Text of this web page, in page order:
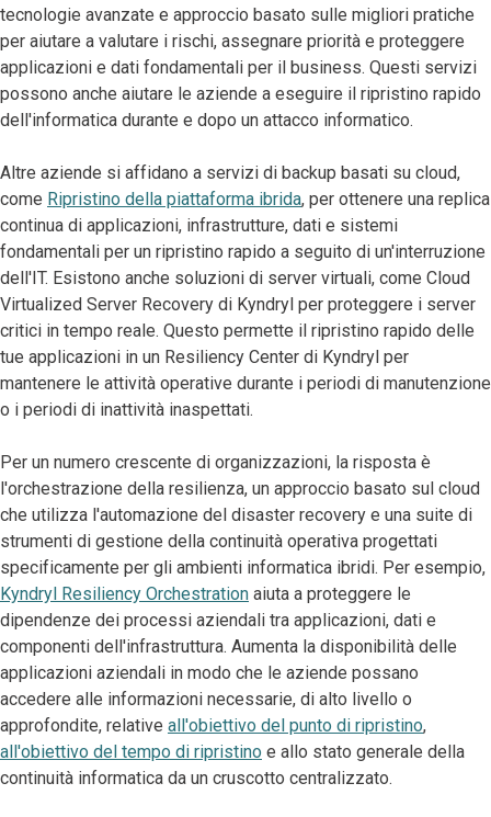
tecnologie avanzate e approccio basato sulle migliori pratiche
per aiutare a valutare i rischi, assegnare priorità e proteggere
applicazioni e dati fondamentali per il business. Questi servizi
possono anche aiutare le aziende a eseguire il ripristino rapido
dell'informatica durante e dopo un attacco informatico.
Altre aziende si affidano a servizi di backup basati su cloud,
come Ripristino della piattaforma ibrida, per ottenere una replica
continua di applicazioni, infrastrutture, dati e sistemi
fondamentali per un ripristino rapido a seguito di un'interruzione
dell'IT. Esistono anche soluzioni di server virtuali, come Cloud
Virtualized Server Recovery di Kyndryl per proteggere i server
critici in tempo reale. Questo permette il ripristino rapido delle
tue applicazioni in un Resiliency Center di Kyndryl per
mantenere le attività operative durante i periodi di manutenzione
o i periodi di inattività inaspettati.
Per un numero crescente di organizzazioni, la risposta è
l'orchestrazione della resilienza, un approccio basato sul cloud
che utilizza l'automazione del disaster recovery e una suite di
strumenti di gestione della continuità operativa progettati
specificamente per gli ambienti informatica ibridi. Per esempio,
Kyndryl Resiliency Orchestration aiuta a proteggere le
dipendenze dei processi aziendali tra applicazioni, dati e
componenti dell'infrastruttura. Aumenta la disponibilità delle
applicazioni aziendali in modo che le aziende possano
accedere alle informazioni necessarie, di alto livello o
approfondite, relative all'obiettivo del punto di ripristino,
all'obiettivo del tempo di ripristino e allo stato generale della
continuità informatica da un cruscotto centralizzato.